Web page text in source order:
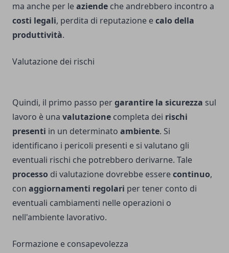
ma anche per leaziende che andrebbero incontro a
costi legali, perdita di reputazione ecalo della
produttività.
Valutazione dei rischi
Quindi, il primo passo pergarantire la sicurezza sul
lavoro è una valutazione completa dei rischi
presenti in un determinato ambiente. Si
identificano i pericoli presenti e si valutano gli
eventuali rischi che potrebbero derivarne. Tale
processo di valutazione dovrebbe esserecontinuo,
con aggiornamenti regolari per tener conto di
eventuali cambiamenti nelle operazioni o
nell'ambiente lavorativo.
Formazione e consapevolezza